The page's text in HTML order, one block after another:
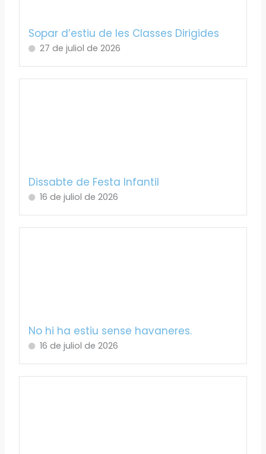
Sopar d’estiu de les Classes Dirigides
27 de juliol de 2026
Dissabte de Festa Infantil
16 de juliol de 2026
No hi ha estiu sense havaneres.
16 de juliol de 2026